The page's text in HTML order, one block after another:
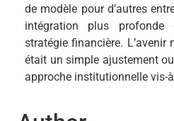
de modèle pour d’autres
intégration plus
stratégie financière.
était un simple ajustement
approche institutionnelle vis-